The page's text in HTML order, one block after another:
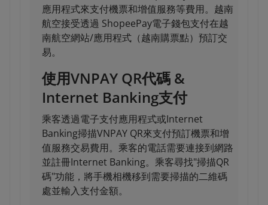
應用程式來支付機票和增值服務等費用。越南
航空接受透過 ShopeePay電子錢包支付在越
南航空網站/應用程式（越南購票點）預訂交
易。
使用VNPAY QR代碼 &
Internet Banking支付
乘客透過電子支付應用程式或Internet
Banking掃描VNPAY QR來支付預訂機票和增
值服務交易費用。乘客的電話需要連接到網路
並註冊Internet Banking。乘客尋找"掃描QR
碼"功能，將手機相機移到需要掃描的二維碼
處並輸入支付金額。